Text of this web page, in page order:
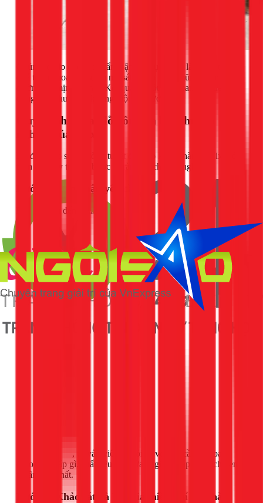
Chúng tôi đo đạc vị trí cẩn thận, sử dụng dầu làm mát trong
quá trình khoan để giảm ma sát, tránh cháy mũi và đảm bảo
đường cắt mịn, sắc nét. Kết quả là một lỗ khoan tròn đều,
đúng kích thước và không một vết xước.
Quy trình khoan lỗ bồn rửa bát chuyên
nghiệp của 1Fix
Để đảm bảo sự hài lòng tuyệt đối cho khách hàng, 1Fix luôn
tuân thủ quy trình 4 bước rõ ràng và chuyên nghiệp:
Bước 1: Tiếp nhận yêu cầu & Tư vấn
Khi bạn gọi đến hotline
, tư vấn viên sẽ hỏi rõ về nhu cầu của bạn
(khoan để lắp gì, chất liệu bồn rửa là gì) và sắp xếp lịch hẹn
thuận tiện nhất.
Bước 2: Khảo sát và báo giá miễn phí tại nhà